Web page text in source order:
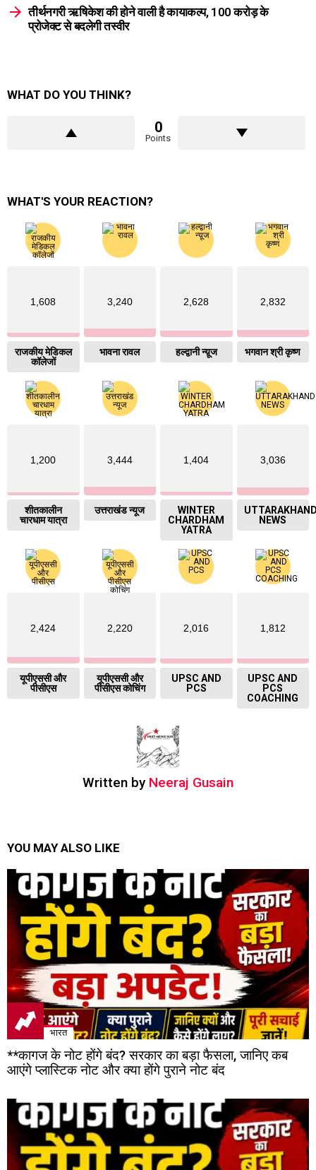
तीर्थनगरी ऋषिकेश की होने वाली है कायाकल्प, 100 करोड़ के
प्रोजेक्ट से बदलेगी तस्वीर
WHAT DO YOU THINK?
0
Points
WHAT'S YOUR REACTION?
1,608
राजकीय मेडिकल
कॉलेजों
3,240
भावना रावल
2,628
हल्द्वानी न्य़ूज
2,832
भगवान श्री कृष्ण
1,200
शीतकालीन
चारधाम यात्रा
3,444
उत्तराखंड न्यूज
1,404
WINTER
CHARDHAM
YATRA
3,036
NEWS
2,424
यूपीएससी और
पीसीएस
2,220
यूपीएससी और
पीसीएस कोचिंग
2,016
UPSC AND
PCS
1,812
UPSC AND
PCS
COACHING
Written by Neeraj Gusain
YOU MAY ALSO LIKE
भारत
**कागज के नोट होंगे बंद? सरकार का बड़ा फैसला, जानिए कब
आएंगे प्लास्टिक नोट और क्या होंगे पुराने नोट बंद